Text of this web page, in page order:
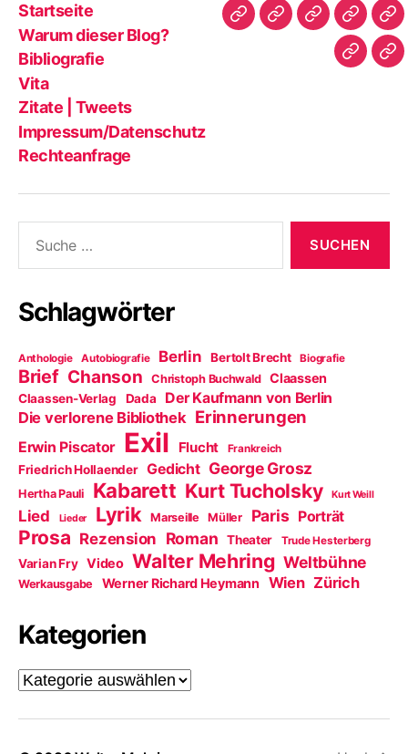
Startseite
Warum dieser Blog?
Bibliografie
Vita
Zitate | Tweets
Impressum/Datenschutz
Rechteanfrage
Startseite
WarumBibliografie
Vita
|
nach:
Schlagwörter
Anthologie Autobiografie Berlin Bertolt Brecht Biografie
Brief Chanson Christoph Buchwald Claassen
Claassen-Verlag Dada Der Kaufmann von Berlin
Die verlorene Bibliothek Erinnerungen
Erwin Piscator Exil Flucht Frankreich
Friedrich Hollaender Gedicht George Grosz
Hertha Pauli Kabarett Kurt Tucholsky Kurt Weill
Lied Lieder Lyrik Marseille Müller Paris Porträt
Prosa Rezension Roman Theater Trude Hesterberg
Varian Fry Video Walter Mehring Weltbühne
Werkausgabe Werner Richard Heymann Wien Zürich
Kategorien
Kategorien